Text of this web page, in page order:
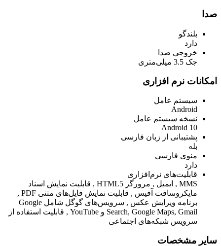
صدا
بلندگو
دارد
خروجی صدا
جک 3.5 میلی‌متری
امکانات نرم افزاری
سیستم عامل
Android
نسخه سیستم عامل
Android 10
پشتیبانی از زبان فارسی
بله
منوی فارسی
دارد
قابلیت‌های نرم‌افزاری
MMS , ایمیل , مرورگر HTML5 , قابلیت نمایش اسناد
مایکروسافت آفیس , قابلیت نمایش فایل‌های متنی PDF ,
برنامه ویرایش عکس , سرویس‌های گوگل شامل Google
Search, Google Maps, Gmail و YouTube , قابلیت استفاده از
سرویس شبکه‌های اجتماعی
سایر مشخصات